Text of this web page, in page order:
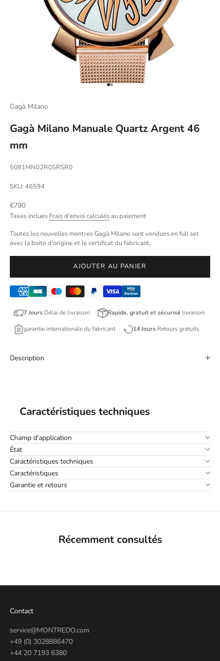
Aller à l'élément 1
Aller à l'élément 2
Gagà Milano
Gagà Milano Manuale Quartz Argent 46
mm
5081MN02R0SRSR0
SKU: 46594
Prix de vente
€790
Taxes inclues Frais d'envoi calculésau paiement
Toutes les nouvelles montres Gagà Milano sont vendues en full set
avec la boite d'origine et le certificat du fabricant.
AJOUTER AU PANIER
7 Jours Délai de livraison Rapide, gratuit et sécurisé livraison
garantie internationale du fabricant 14 Jours Retours gratuits
Description
Caractéristiques techniques
Champ d'application
État
Caractéristiques techniques
Caractéristiques
Garantie et retours
Récemment consultés
Contact
service@MONTREDO.com
+49 (0) 3028886470
+44 20 7193 6380